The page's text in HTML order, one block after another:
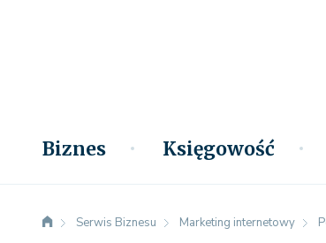
Biznes Księgowość
Serwis Biznesu Marketing internetowy